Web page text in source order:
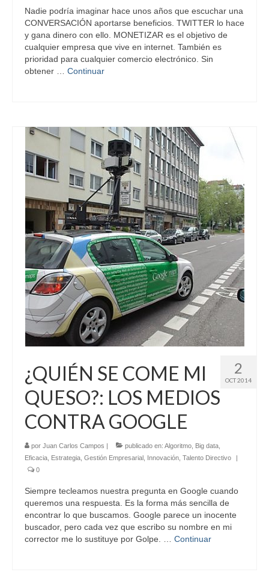
Nadie podría imaginar hace unos años que escuchar una
CONVERSACIÓN aportarse beneficios. TWITTER lo hace
y gana dinero con ello. MONETIZAR es el objetivo de
cualquier empresa que vive en internet. También es
prioridad para cualquier comercio electrónico. Sin
obtener … Continuar
2
OCT 2014
¿QUIÉN SE COME MI
QUESO?: LOS MEDIOS
CONTRA GOOGLE
por Juan Carlos Campos | publicado en: Algoritmo Big data
Eficacia Estrategia Gestión Empresarial Innovación Talento Directivo
|
0
Siempre tecleamos nuestra pregunta en Google cuando
queremos una respuesta. Es la forma más sencilla de
encontrar lo que buscamos. Google parece un inocente
buscador, pero cada vez que escribo su nombre en mi
corrector me lo sustituye por Golpe. … Continuar